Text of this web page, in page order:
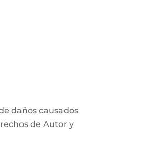
daños causados
de Autor y